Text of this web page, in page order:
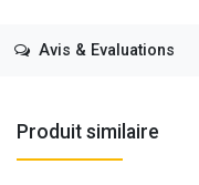
Avis & Evaluations
Produit similaire